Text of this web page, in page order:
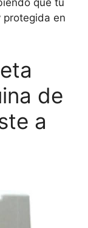
que tu
protegida en
de
a